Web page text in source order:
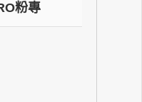
粉專